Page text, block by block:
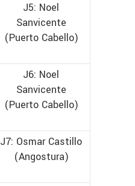
J5: Noel
Sanvicente
(Puerto Cabello)
J6: Noel
Sanvicente
(Puerto Cabello)
J7: Osmar Castillo
(Angostura)